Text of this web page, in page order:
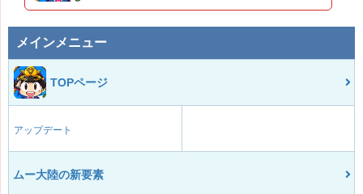
メインメニュー
TOPページ
アップデート
ムー大陸の新要素